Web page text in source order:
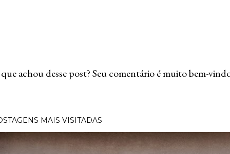
achou desse post? Seu comentário é muito bem-
MAIS VISITADAS